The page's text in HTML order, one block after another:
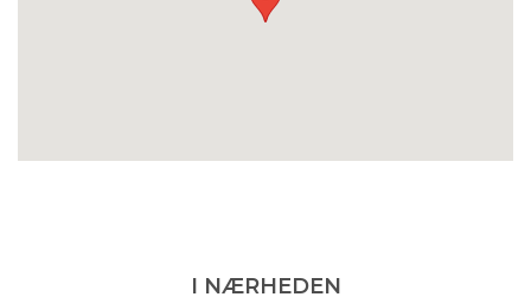
I NÆRHEDEN